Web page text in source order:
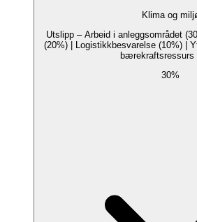
Klima og
Utslipp – Arbeid i anleggsområdet
(20%) | Logistikkbesvarelse (10%) |
bærekraftsressurs
30%